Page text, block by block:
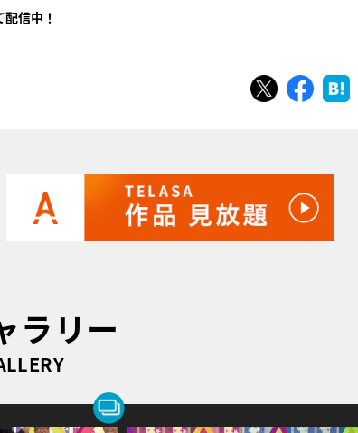
信中！
ツイートシェア
ラリー